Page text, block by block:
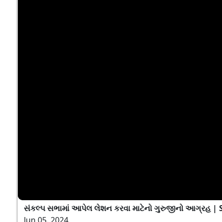
સંકલ્પ સભામાં આપેલ લેશન કરવા માટેનો ગુરુજીનો આગ્રહ |